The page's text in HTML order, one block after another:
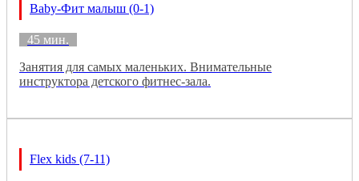
Baby-Фит малыш (0-1)
45 мин.
Занятия для самых маленьких. Внимательные
инструктора детского фитнес-зала.
Flex kids (7-11)